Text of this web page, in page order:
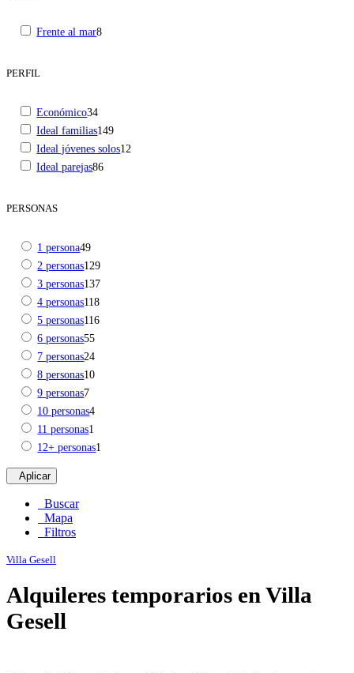
Frente al mar8
PERFIL
Económico34
Ideal familias149
Ideal jóvenes solos12
Ideal parejas86
PERSONAS
1 persona49
2 personas129
3 personas137
4 personas118
5 personas116
6 personas55
7 personas24
8 personas10
9 personas7
10 personas4
11 personas1
12+ personas1
Aplicar
Buscar
Mapa
Filtros
Villa Gesell
Alquileres temporarios en Villa
Gesell